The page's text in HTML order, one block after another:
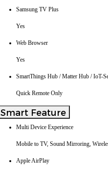
Samsung TV Plus
Yes
Web Browser
Yes
SmartThings Hub / Matter Hub / IoT-
Quick Remote Only
Smart Feature
Multi Device Experience
Mobile to TV, Sound Mirroring,
Apple AirPlay